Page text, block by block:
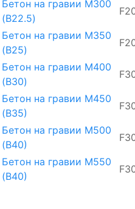
Бетон на гравии М300
(B22.5)
Бетон на гравии М350
(B25)
Бетон на гравии М400
(B30)
Бетон на гравии М450
(В35)
Бетон на гравии М500
(В40)
Бетон на гравии М550
(В40)